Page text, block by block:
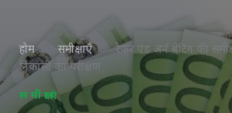
होम समीक्षाएँ
रेफर एंड अर्न बेटिंग की
निकासी का परीक्षण
समीक्षाएं